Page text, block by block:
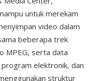
untuk merekam
video dalam
beberapa trek
MPEG, serta data
elektronik, dan
struktur